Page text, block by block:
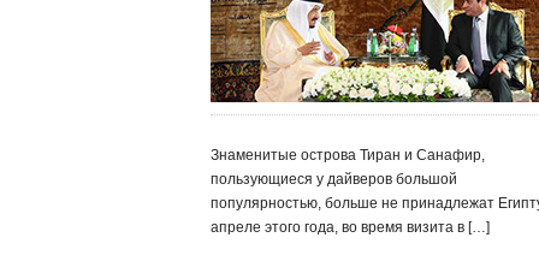
Знаменитые острова Тиран и Санафир,
пользующиеся у дайверов большой
популярностью, больше не принадлежат
апреле этого года, во время визита в […]